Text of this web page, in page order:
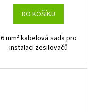
DO KOŠÍKU
6 mm² kabelová sada pro
instalaci zesilovačů